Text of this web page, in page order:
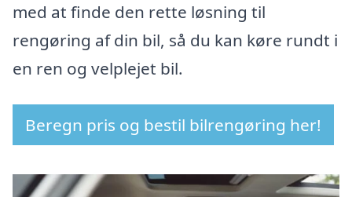
med at finde den rette løsning til
rengøring af din bil, så du kan køre rundt i
en ren og velplejet bil.
Beregn pris og bestil bilrengøring her!